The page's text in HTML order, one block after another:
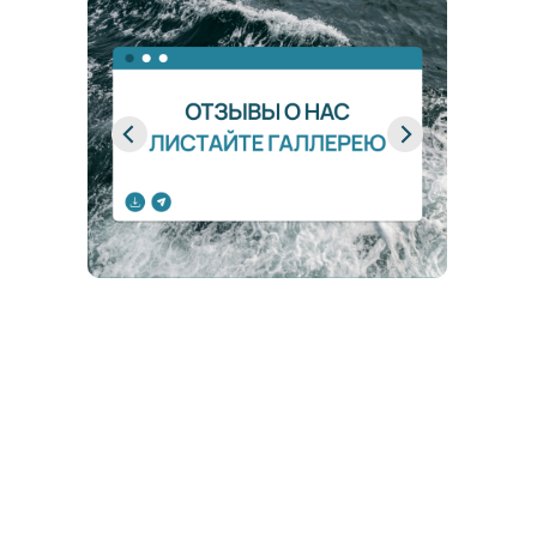
варианте.
Можно адаптировать прогресс-
систему под работу с самыми
разными запросами и с разными
категориями клиетов. Она
универсальна. Это и есть опорная
функция прогресс-системы в работе
специалиста.